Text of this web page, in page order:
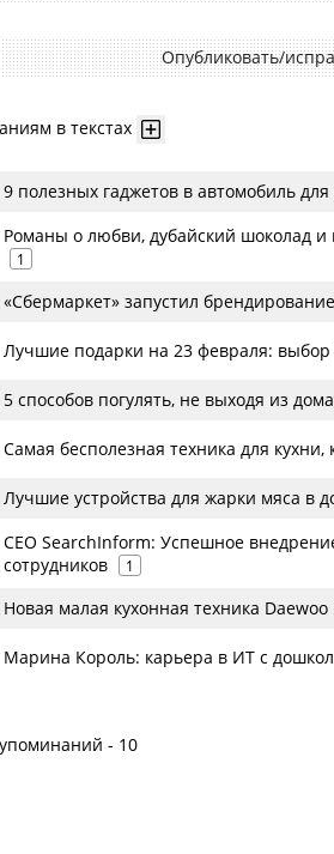
Опубликовать/
в текстах
9 полезных гаджетов в автомобиль
Романы о любви, дубайский шоколад и
1
«Сбермаркет» запустил
Лучшие подарки на 23 февраля: выбор
5 способов погулять, не выходя из
Самая бесполезная техника для кухни,
Лучшие устройства для жарки мяса в
CEO SearchInform: Успешное
сотрудников
1
Новая малая кухонная техника
Марина Король: карьера в ИТ с
- 10